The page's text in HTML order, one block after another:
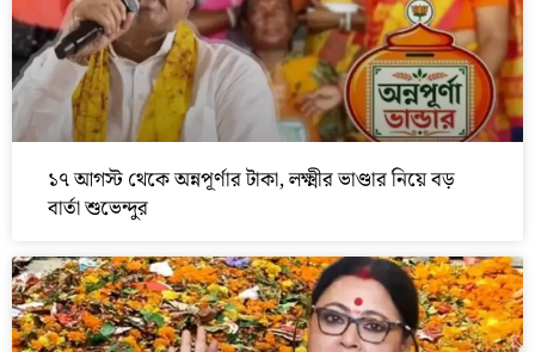
১৭ আগস্ট থেকে অন্নপূর্ণার টাকা, লক্ষ্মীর ভাণ্ডার নিয়ে বড়
বার্তা শুভেন্দুর